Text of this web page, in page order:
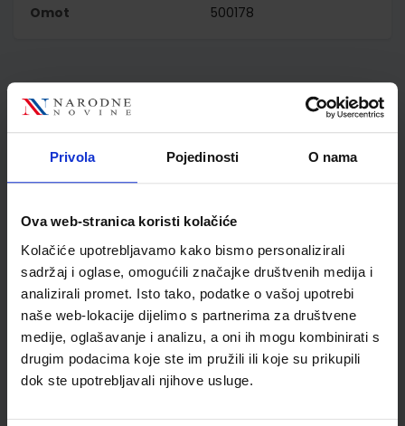
Privola Pojedinosti O nama
Ova web-stranica koristi kolačiće
Kolačiće upotrebljavamo kako bismo personalizirali
sadržaj i oglase, omogućili značajke društvenih medija i
analizirali promet. Isto tako, podatke o vašoj upotrebi
naše web-lokacije dijelimo s partnerima za društvene
medije, oglašavanje i analizu, a oni ih mogu kombinirati s
drugim podacima koje ste im pružili ili koje su prikupili
dok ste upotrebljavali njihove usluge.
Omot
500178
Kupci najčešće biraju..
Omot PVC za školske
udžbenike; dimenzije
431x304; tip 178